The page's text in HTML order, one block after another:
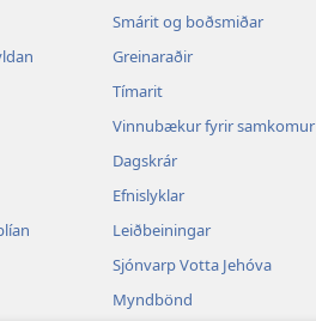
Smárit og boðsmiðar
Greinaraðir
Tímarit
Vinnubækur fyrir samkomur
Dagskrár
Efnislyklar
Leiðbeiningar
Sjónvarp Votta Jehóva
Myndbönd